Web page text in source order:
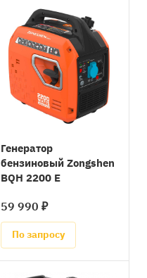
Генератор
бензиновый Zongshen
BQH 2200 E
59 990 ₽
По запросу